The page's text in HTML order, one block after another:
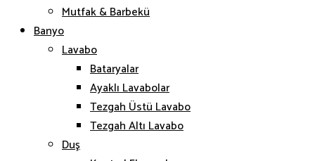
Mutfak & Barbekü
Banyo
Lavabo
Bataryalar
Ayaklı Lavabolar
Tezgah Üstü Lavabo
Tezgah Altı Lavabo
Duş